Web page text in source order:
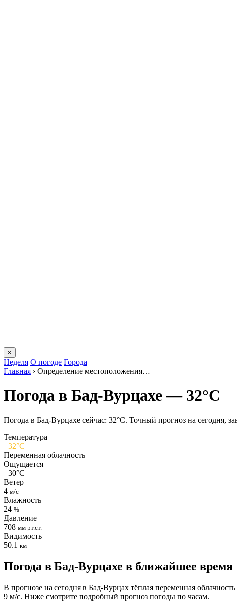
×
Неделя О погоде Города
Главная › Определение местоположения…
Погода в Бад-Вурцахе — 32°C
Погода в Бад-Вурцахе сейчас: 32°C. Точный прогноз на сегодня,
Температура
+32°C
Переменная облачность
Ощущается
+30°C
Ветер
4 м/с
Влажность
24 %
Давление
708 мм рт.ст.
Видимость
50.1 км
Погода в Бад-Вурцахе в ближайшее время
В прогнозе на сегодня в Бад-Вурцах тёплая переменная
9 м/с. Ниже смотрите подробный прогноз погоды по часам.